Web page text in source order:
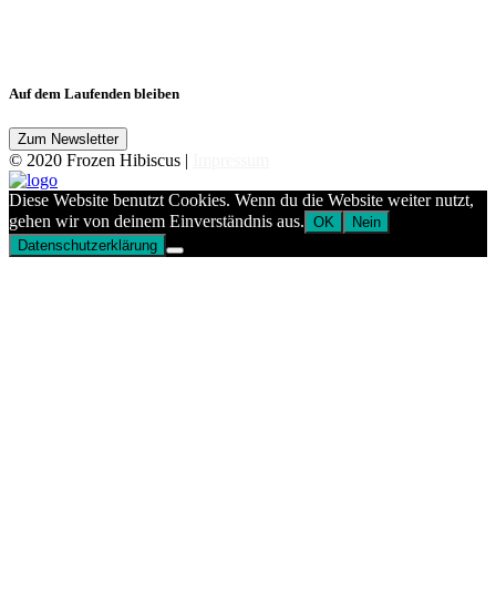
Auf dem Laufenden bleiben
© 2020 Frozen Hibiscus |
Diese Website benutzt Cookies. Wenn du die Website weiter nutzt,
gehen wir von deinem Einverständnis aus. OK
Nein
Datenschutzerklärung